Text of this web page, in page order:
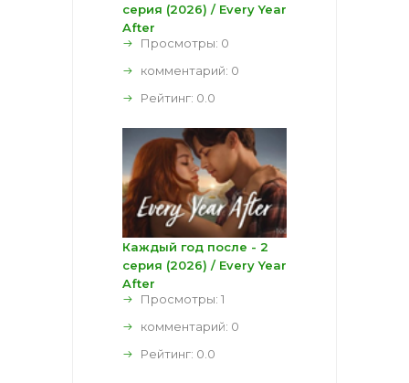
серия (2026) / Every Year
After
Просмотры: 0
комментарий: 0
Рейтинг: 0.0
Каждый год после - 2
серия (2026) / Every Year
After
Просмотры: 1
комментарий: 0
Рейтинг: 0.0